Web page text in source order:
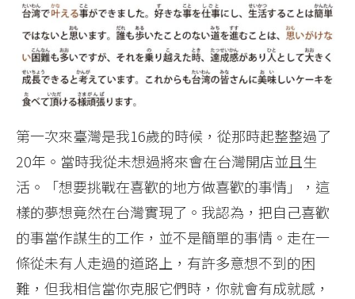
第一次來臺灣是我16歲的時候，從那時起整整過了
20年。當時我從未想過將來會在台灣開店並且生
活。「想要挑戰在喜歡的地方做喜歡的事情」，這
樣的夢想竟然在台灣實現了。我認為，把自己喜歡
的事當作謀生的工作，並不是簡單的事情。走在一
條從未有人走過的道路上，有許多意想不到的困
難，但我相信當你克服它們時，你就會有成就感，